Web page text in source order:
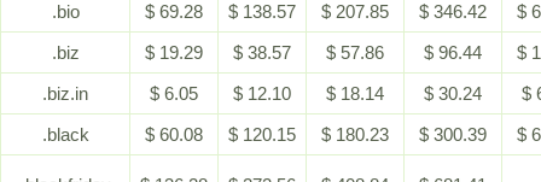
.bio
$ 69.28 $ 138.57 $ 207.85 $ 346.42
$
.biz
$ 19.29 $ 38.57 $ 57.86 $ 96.44
$
.biz.in
$ 6.05 $ 12.10 $ 18.14 $ 30.24
$
.black
$ 60.08 $ 120.15 $ 180.23 $ 300.39 $